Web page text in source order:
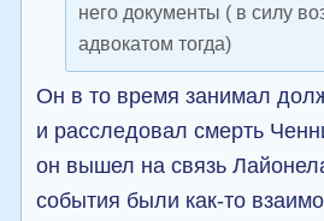
него документы ( в силу
адвокатом тогда)
Он в то время занимал
и расследовал смерть
он вышел на связь
события были как-то